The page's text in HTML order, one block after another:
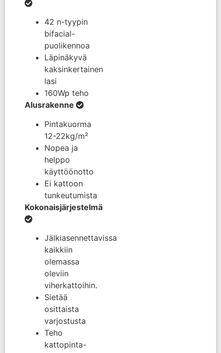
42 n-tyypin
bifacial-
puolikennoa
Läpinäkyvä
kaksinkertainen
lasi
160Wp teho
Alusrakenne
Pintakuorma
12-22kg/m²
Nopea ja
helppo
käyttöönotto
Ei kattoon
tunkeutumista
Kokonaisjärjestelmä
Jälkiasennettavissa
kaikkiin
olemassa
oleviin
viherkattoihin.
Sietää
osittaista
varjostusta
Teho
kattopinta-